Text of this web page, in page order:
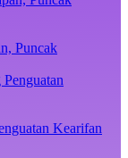
Puncak
Kearifan